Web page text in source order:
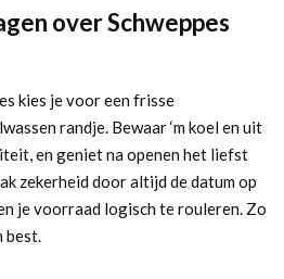
over Schweppes
kies je voor een frisse
randje. Bewaar ‘m koel en uit
en geniet na openen het liefst
zekerheid door altijd de datum op
je voorraad logisch te rouleren. Zo
best.